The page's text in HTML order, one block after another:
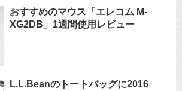
おすすめのマウス「エレコム M-
XG2DB」1週間使用レビュー
L.L.Beanのトートバッグに2016